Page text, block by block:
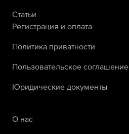
Статьи
Регистрация и оплата
Политика приватности
Пользовательское соглашение
Юридические документы
О нас